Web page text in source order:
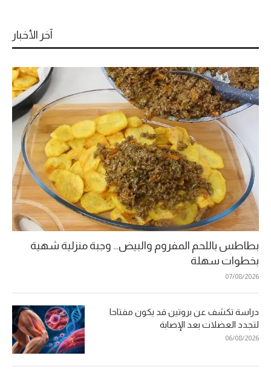
آخر الأخبار
بطاطس باللحم المفروم والبيض… وجبة منزلية شهية
بخطوات سهلة
07/08/2026
دراسة تكشف عن بروتين قد يكون مفتاحا
لتجدد العضلات بعد الإصابة
06/08/2026